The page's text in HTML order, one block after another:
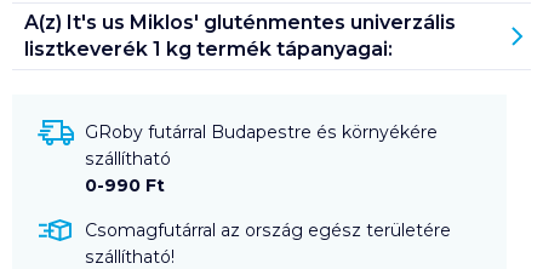
A(z) It's us Miklos' gluténmentes univerzális
lisztkeverék 1 kg termék tápanyagai:
GRoby futárral Budapestre és környékére
szállítható
0-990 Ft
Csomagfutárral az ország egész területére
szállítható!